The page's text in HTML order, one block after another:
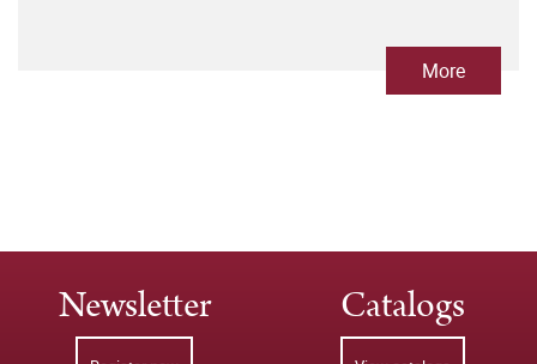
More
Newsletter Catalogs